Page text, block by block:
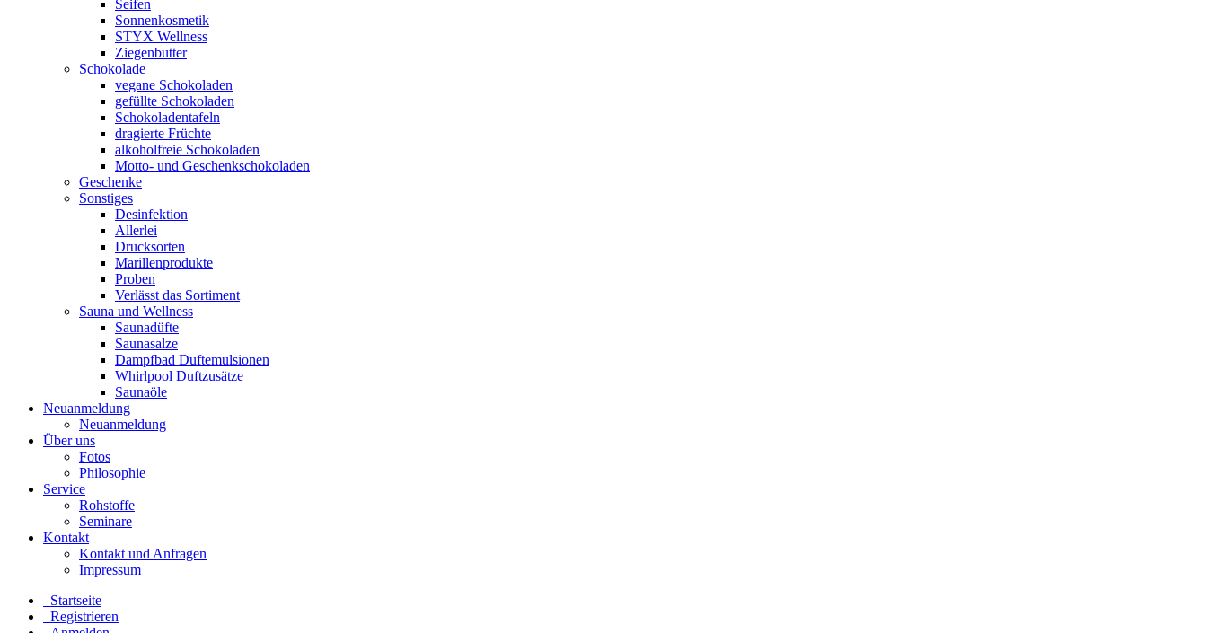
Seifen
Sonnenkosmetik
STYX Wellness
Ziegenbutter
Schokolade
vegane Schokoladen
gefüllte Schokoladen
Schokoladentafeln
dragierte Früchte
alkoholfreie Schokoladen
Motto- und Geschenkschokoladen
Geschenke
Sonstiges
Desinfektion
Allerlei
Drucksorten
Marillenprodukte
Proben
Verlässt das Sortiment
Sauna und Wellness
Saunadüfte
Saunasalze
Dampfbad Duftemulsionen
Whirlpool Duftzusätze
Saunaöle
Neuanmeldung
Neuanmeldung
Über uns
Fotos
Philosophie
Service
Rohstoffe
Seminare
Kontakt
Kontakt und Anfragen
Impressum
Startseite
Registrieren